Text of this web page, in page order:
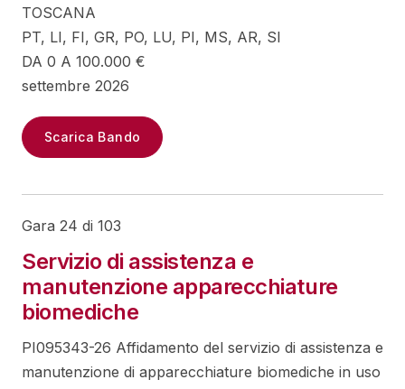
TOSCANA
PT, LI, FI, GR, PO, LU, PI, MS, AR, SI
DA 0 A 100.000 €
settembre 2026
Scarica Bando
Gara 24 di 103
Servizio di assistenza e
manutenzione apparecchiature
biomediche
PI095343-26 Affidamento del servizio di assistenza e
manutenzione di apparecchiature biomediche in uso